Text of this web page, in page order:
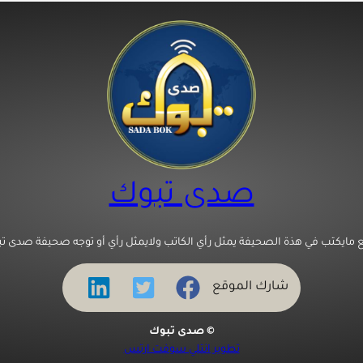
صدى تبوك
مايكتب في هذة الصحيفة يمثل رأي الكاتب ولايمثل رأي أو توجه صحيفة صدى
شارك الموقع
© صدى تبوك
تطوير انتلي سوفت ارتس